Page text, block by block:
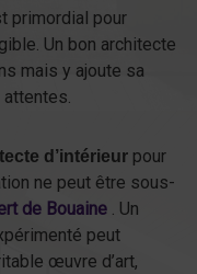
primordial pour
Un bon architecte
mais y ajoute sa
d’intérieur pour
ne peut être sous-
de Bouaine . Un
peut
œuvre d’art,